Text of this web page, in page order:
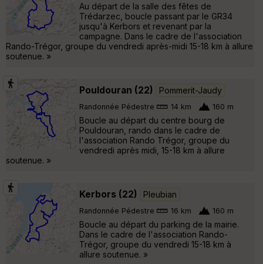
Au départ de la salle des fêtes de
Trédarzec, boucle passant par le GR34
jusqu'à Kerbors et revenant par la
campagne. Dans le cadre de l'association
Rando-Trégor, groupe du vendredi après-midi 15-18 km à allure
soutenue. »
Pouldouran (22) Pommerit-Jaudy
Randonnée Pédestre 14 km 160 m
Boucle au départ du centre bourg de
Pouldouran, rando dans le cadre de
l'association Rando Trégor, groupe du
vendredi après midi, 15-18 km à allure
soutenue. »
Kerbors (22) Pleubian
Randonnée Pédestre 16 km 160 m
Boucle au départ du parking de la mairie.
Dans le cadre de l'association Rando-
Trégor, groupe du vendredi 15-18 km à
allure soutenue. »